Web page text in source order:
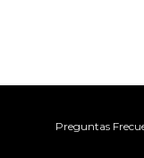
Preguntas